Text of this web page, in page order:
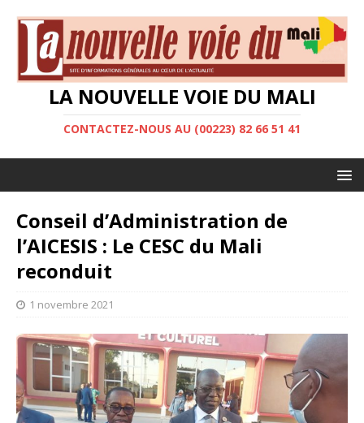
LA NOUVELLE VOIE DU MALI
CONTACTEZ-NOUS AU (00223) 82 66 51 41
Conseil d’Administration de
l’AICESIS : Le CESC du Mali
reconduit
1 novembre 2021